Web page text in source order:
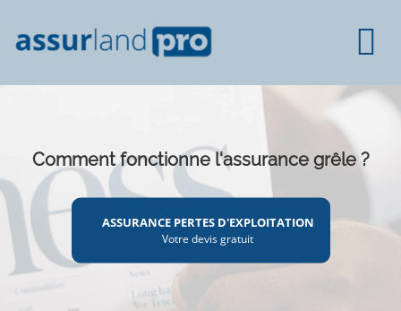
Comment fonctionne l'assurance grêle ?
ASSURANCE PERTES D'EXPLOITATION
Votre devis gratuit